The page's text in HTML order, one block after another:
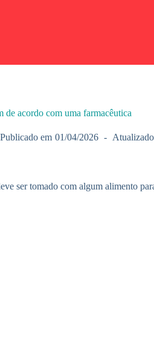
de acordo com uma farmacêutica
Publicado em 01/04/2026
ser tomado com algum alimento